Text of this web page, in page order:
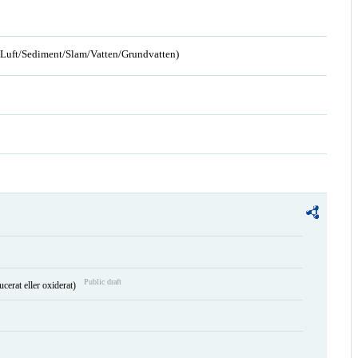
Sediment/Slam/Vatten/Grundvatten)
eller oxiderat) Public draft